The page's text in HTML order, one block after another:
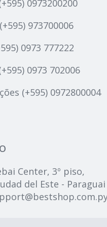
0973200200
973700006
0973 777222
0973 702006
(+595) 0972800004
Center, 3º piso,
del Este -